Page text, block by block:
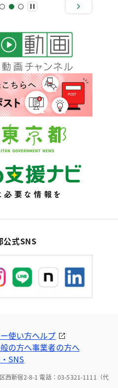
公式SNS
使い方ヘルプ
の方へ事業者の方へ
SNS
西新宿2-8-1 電話：03-5321-1111（代